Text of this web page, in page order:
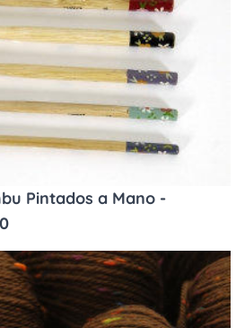
Pintados a Mano -